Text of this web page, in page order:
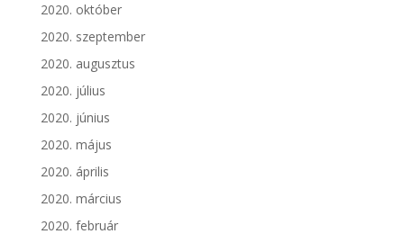
2020. október
2020. szeptember
2020. augusztus
2020. július
2020. június
2020. május
2020. április
2020. március
2020. február